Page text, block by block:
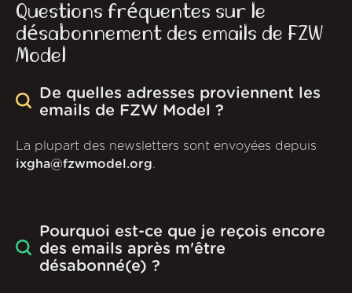
Questions fréquentes sur le
désabonnement des emails de FZW
Model
De quelles adresses proviennent les
emails de FZW Model ?
La plupart des newsletters sont envoyées depuis
ixgha@fzwmodel.org.
Pourquoi est-ce que je reçois encore
des emails après m'être
désabonné(e) ?